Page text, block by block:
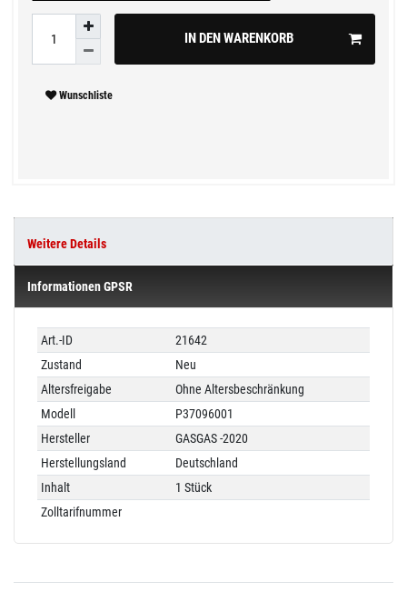
IN DEN WARENKORB
Wunschliste
Weitere Details
Informationen GPSR
Technisches
Merkmal
Wert
Art.-ID
21642
Zustand
Neu
Altersfreigabe
Ohne Altersbeschränkung
Modell
P37096001
Hersteller
GASGAS -2020
Herstellungsland
Deutschland
Inhalt
1 Stück
Zolltarifnummer